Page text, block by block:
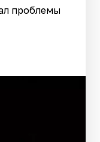
проблемы